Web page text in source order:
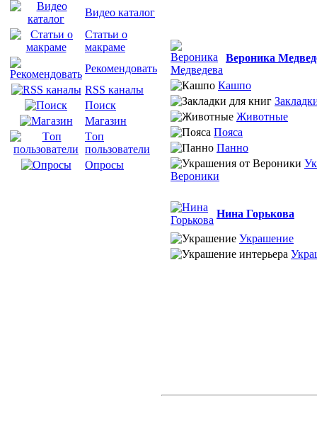
Видео каталог
Статьи о
макраме
Рекомендовать
RSS каналы
Поиск
Магазин
Tоп
пользователи
Опросы
Вероника
Кашпо
Животные
Пояса
Панно
Вероники
Нина Горькова
Украшение